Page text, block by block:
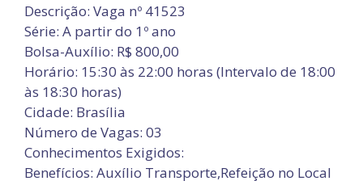
Descrição: Vaga nº 41523
Série: A partir do 1º ano
Bolsa-Auxílio: R$ 800,00
Horário: 15:30 às 22:00 horas (Intervalo de 18:00
às 18:30 horas)
Cidade: Brasília
Número de Vagas: 03
Conhecimentos Exigidos:
Benefícios: Auxílio Transporte,Refeição no Local